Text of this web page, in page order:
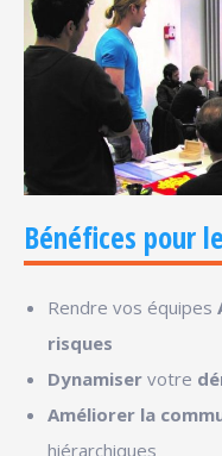
Bénéfices pour
Rendre vos équipes
risques
Dynamiser votre
Améliorer la
hiérarchiques